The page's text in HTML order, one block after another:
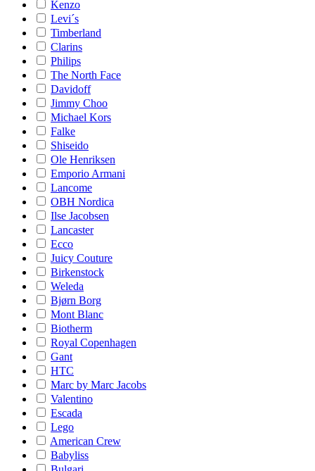
Kenzo
Levi´s
Timberland
Clarins
Philips
The North Face
Davidoff
Jimmy Choo
Michael Kors
Falke
Shiseido
Ole Henriksen
Emporio Armani
Lancome
OBH Nordica
Ilse Jacobsen
Lancaster
Ecco
Juicy Couture
Birkenstock
Weleda
Bjørn Borg
Mont Blanc
Biotherm
Royal Copenhagen
Gant
HTC
Marc by Marc Jacobs
Valentino
Escada
Lego
American Crew
Babyliss